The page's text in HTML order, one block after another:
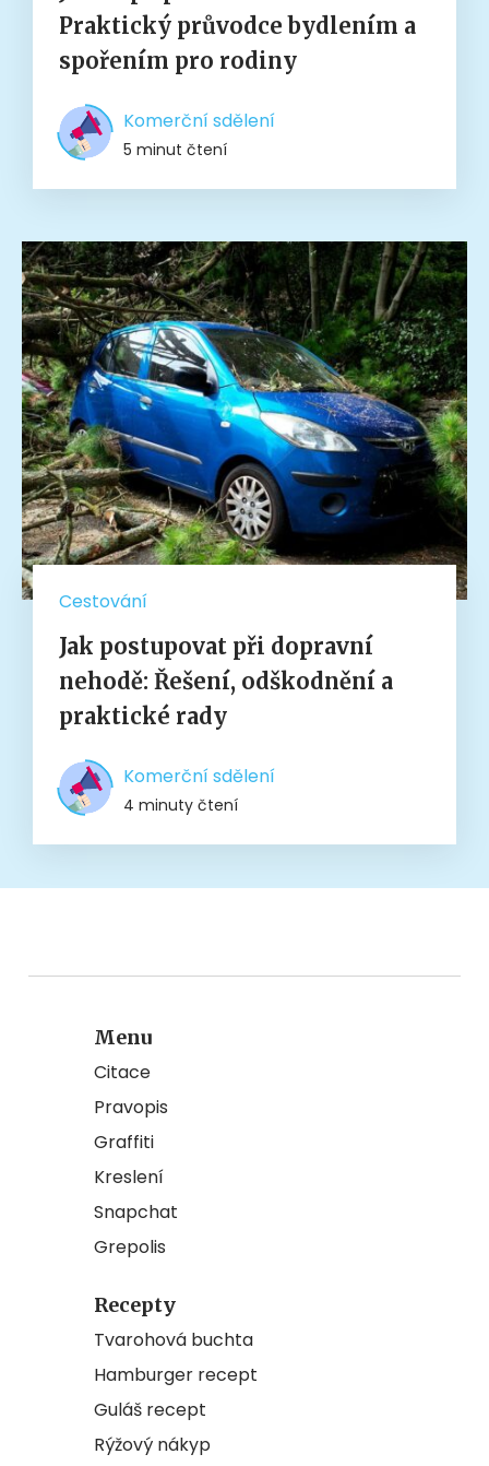
Praktický průvodce bydlením a
spořením pro rodiny
Komerční sdělení
5 minut čtení
Cestování
Jak postupovat při dopravní
nehodě: Řešení, odškodnění a
praktické rady
Komerční sdělení
4 minuty čtení
Menu
Citace
Pravopis
Graffiti
Kreslení
Snapchat
Grepolis
Recepty
Tvarohová buchta
Hamburger recept
Guláš recept
Rýžový nákyp